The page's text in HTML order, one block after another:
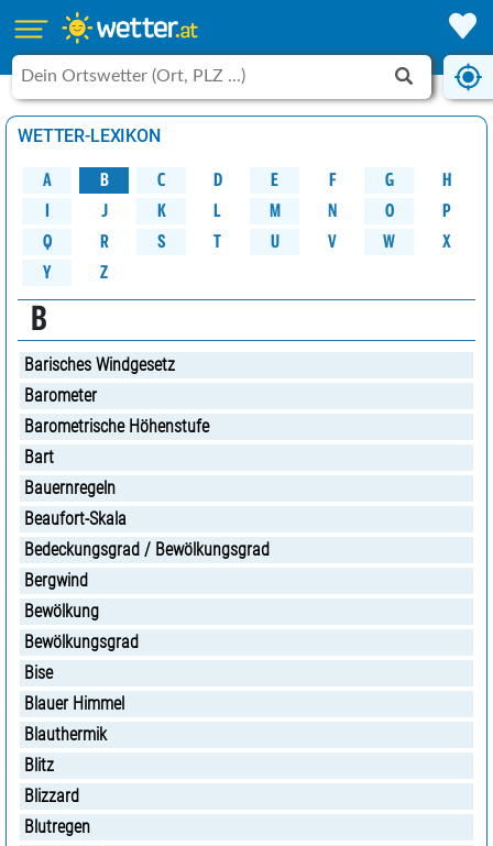
WETTER-LEXIKON
A B C D E F G H
J K L M N O
P
Q
R S T U V W X
Y Z
B
Barisches Windgesetz
Barometer
Barometrische Höhenstufe
Bart
Bauernregeln
Beaufort-Skala
Bedeckungsgrad / Bewölkungsgrad
Bergwind
Bewölkung
Bewölkungsgrad
Bise
Blauer Himmel
Blauthermik
Blitz
Blizzard
Blutregen